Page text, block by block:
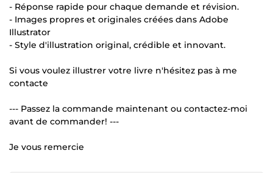
- Réponse rapide pour chaque demande et révision.
- Images propres et originales créées dans Adobe
Illustrator
- Style d'illustration original, crédible et innovant.
Si vous voulez illustrer votre livre n'hésitez pas à me
contacte
--- Passez la commande maintenant ou contactez-moi
avant de commander! ---
Je vous remercie